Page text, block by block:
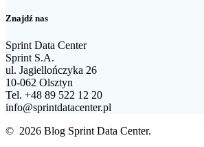
Znajdź nas
Sprint Data Center
Sprint S.A.
ul. Jagiellończyka 26
10-062 Olsztyn
Tel. +48 89 522 12 20
info@sprintdatacenter.pl
© 2026 Blog Sprint Data Center.